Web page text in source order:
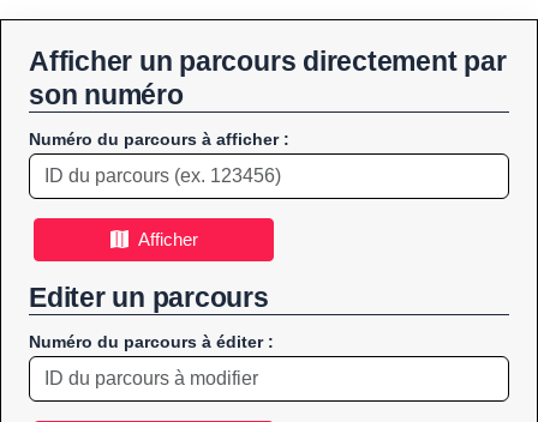
Afficher un parcours directement par
son numéro
Numéro du parcours à afficher :
Afficher
Editer un parcours
Numéro du parcours à éditer :